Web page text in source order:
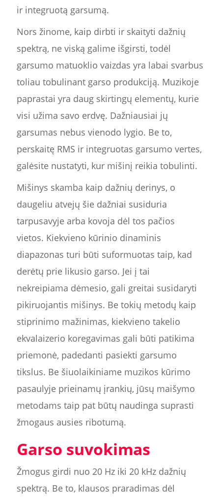
ir integruotą garsumą.
Nors žinome, kaip dirbti ir skaityti dažnių
spektrą, ne viską galime išgirsti, todėl
garsumo matuoklio vaizdas yra labai svarbus
toliau tobulinant garso produkciją. Muzikoje
paprastai yra daug skirtingų elementų, kurie
visi užima savo erdvę. Dažniausiai jų
garsumas nebus vienodo lygio. Be to,
perskaitę RMS ir integruotas garsumo vertes,
galėsite nustatyti, kur mišinį reikia tobulinti.
Mišinys skamba kaip dažnių derinys, o
daugeliu atvejų šie dažniai susiduria
tarpusavyje arba kovoja dėl tos pačios
vietos. Kiekvieno kūrinio dinaminis
diapazonas turi būti suformuotas taip, kad
derėtų prie likusio garso. Jei į tai
nekreipiama dėmesio, gali greitai susidaryti
pikiruojantis mišinys. Be tokių metodų kaip
stiprinimo mažinimas, kiekvieno takelio
ekvalaizerio koregavimas gali būti patikima
priemonė, padedanti pasiekti garsumo
tikslus. Be šiuolaikiniame muzikos kūrimo
pasaulyje prieinamų įrankių, jūsų maišymo
metodams taip pat būtų naudinga suprasti
žmogaus ausies ribotumą.
Garso suvokimas
Žmogus girdi nuo 20 Hz iki 20 kHz dažnių
spektrą. Be to, klausos praradimas dėl